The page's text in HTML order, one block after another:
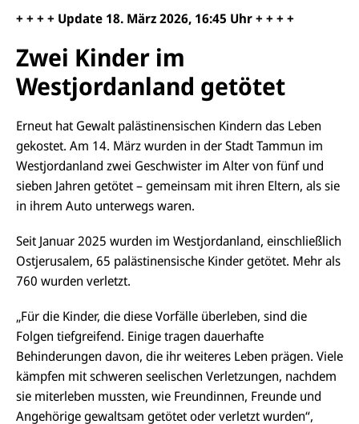
+ + + + Update 18. März 2026, 16:45 Uhr + + + +
Zwei Kinder im
Westjordanland getötet
Erneut hat Gewalt palästinensischen Kindern das Leben
gekostet. Am 14. März wurden in der StadtTammun im
Westjordanland zwei Geschwister im Alter von fünf und
sieben Jahren getötet – gemeinsam mit ihren Eltern, als sie
in ihrem Auto unterwegs waren.
Seit Januar 2025 wurden im Westjordanland, einschließlich
Ostjerusalem, 65 palästinensische Kinder getötet. Mehr als
760 wurden verletzt.
„Für die Kinder, die diese Vorfälle überleben, sind die
Folgen tiefgreifend. Einige tragen dauerhafte
Behinderungen davon, die ihr weiteres Leben prägen. Viele
kämpfen mit schweren seelischen Verletzungen, nachdem
sie miterleben mussten, wie Freundinnen, Freunde und
Angehörige gewaltsam getötet oder verletzt wurden“,